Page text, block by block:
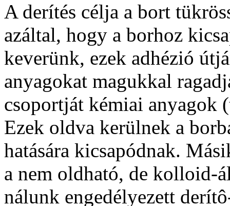
A derítés célja a bort
azáltal, hogy a borhoz
keverünk, ezek adhézió
anyagokat magukkal
csoportját kémiai anyagok
Ezek oldva kerülnek a
hatására kicsapódnak.
a nem oldható, de kolloid-
nálunk engedélyezett